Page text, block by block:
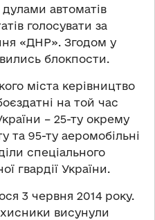
дулами автоматів
голосувати за
«ДНР». Згодом у
блокпости.
міста керівництво
на той час
– 25-ту окрему
та 95-ту аеромобільні
спеціального
гвардії України.
3 червня 2014 року.
висунули